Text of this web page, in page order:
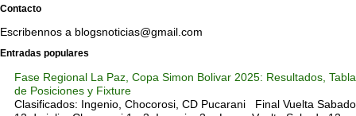
Contacto
Escribennos a blogsnoticias@gmail.com
Entradas populares
Fase Regional La Paz, Copa Simon Bolivar 2025: Resultados, Tabla
de Posiciones y Fixture
Clasificados: Ingenio, Chocorosi, CD Pucarani Final Vuelta Sabado